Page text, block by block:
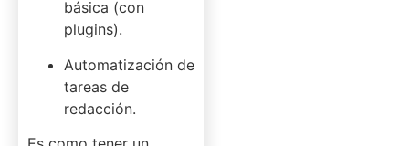
básica (con
plugins).
Automatización de
tareas de
redacción.